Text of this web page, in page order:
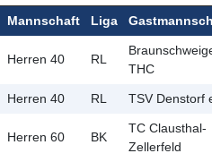
Mannschaft Liga
Herren 40 RL
THC
Herren 40 RL TSV Denstorf
Herren 60 BK
TC Clausthal-
Zellerfeld